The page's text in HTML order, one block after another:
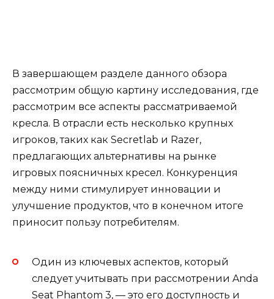
В завершающем разделе данного обзора
рассмотрим общую картину исследования, где
рассмотрим все аспекты рассматриваемой
кресла. В отрасли есть несколько крупных
игроков, таких как Secretlab и Razer,
предлагающих альтернативы на рынке
игровых поясничных кресел. Конкуренция
между ними стимулирует инновации и
улучшение продуктов, что в конечном итоге
приносит пользу потребителям.
Один из ключевых аспектов, который
следует учитывать при рассмотрении Anda
Seat Phantom 3, — это его доступность и